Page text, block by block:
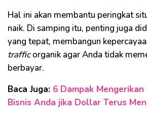
Hal ini akan membantu peringkat
naik. Di samping itu, penting juga
yang tepat, membangun
trafficorganik agar Anda tidak
berbayar.
Baca Juga: 6 Dampak
Bisnis Anda jika Dollar Terus